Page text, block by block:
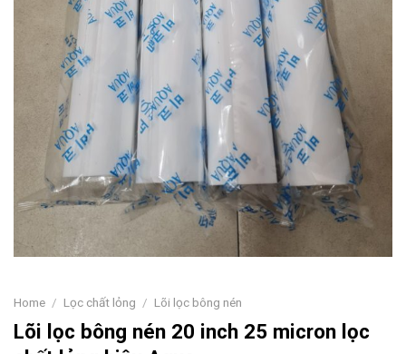
Home / Lọc chất lỏng / Lõi lọc bông nén
Lõi lọc bông nén 20 inch 25 micron lọc